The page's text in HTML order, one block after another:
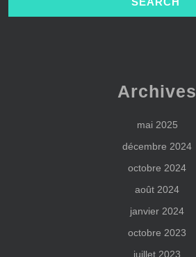
Archives
mai 2025
décembre 2024
octobre 2024
août 2024
janvier 2024
octobre 2023
juillet 2023